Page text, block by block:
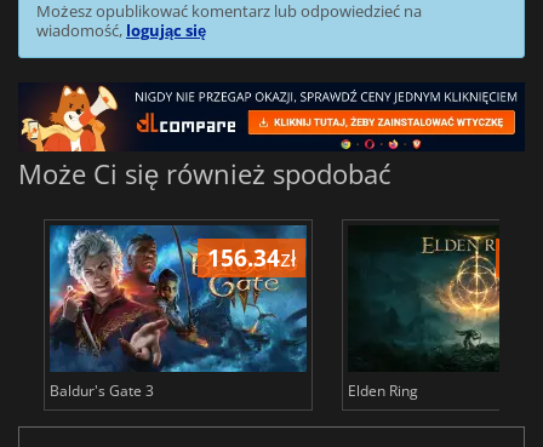
Możesz opublikować komentarz lub odpowiedzieć na
wiadomość, logując się
Może Ci się również spodobać
156.34zł
Baldur's Gate 3 Elden Ring